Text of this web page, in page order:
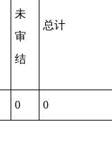
未
审
结
总计
0 0